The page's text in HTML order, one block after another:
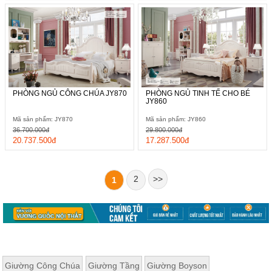
PHÒNG NGỦ CÔNG CHÚA JY870
Mã sản phẩm: JY870
20.737.500đ
36.700.000đ
PHÒNG NGỦ TINH TẾ CHO BÉ
JY860
Mã sản phẩm: JY860
17.287.500đ
29.800.000đ
1 2 >>
Giường Công Chúa Giường Tầng Giường Boyson